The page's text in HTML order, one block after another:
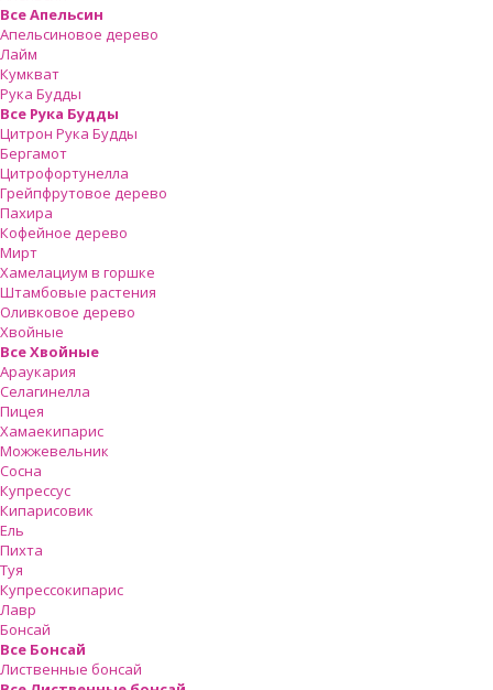
Все Апельсин
Апельсиновое дерево
Лайм
Кумкват
Рука Будды
Все Рука Будды
Цитрон Рука Будды
Бергамот
Цитрофортунелла
Грейпфрутовое дерево
Пахира
Кофейное дерево
Мирт
Хамелациум в горшке
Штамбовые растения
Оливковое дерево
Хвойные
Все Хвойные
Араукария
Селагинелла
Пицея
Хамаекипарис
Можжевельник
Сосна
Купрессус
Кипарисовик
Ель
Пихта
Туя
Купрессокипарис
Лавр
Бонсай
Все Бонсай
Лиственные бонсай